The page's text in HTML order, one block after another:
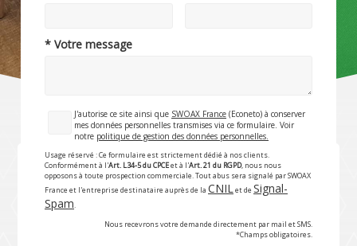
* Votre message
J'autorise ce site ainsi que SWOAX France (Econeto) à conserver
mes données personnelles transmises via ce formulaire. Voir
notre politique de gestion des données personnelles.
Usage réservé : Ce formulaire est strictement dédié à nos clients.
Conformément à l'Art. L34-5 du CPCEet à l'Art. 21 du RGPD, nous nous
opposons à toute prospection commerciale. Tout abus sera signalé par SWOAX
France et l'entreprise destinataire auprès de la CNILet de Signal-
Spam.
Nous recevrons votre demande directement par mail et SMS.
*Champs obligatoires.